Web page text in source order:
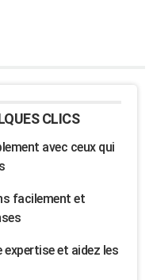
CLICS
avec ceux qui
facilement et
et aidez les